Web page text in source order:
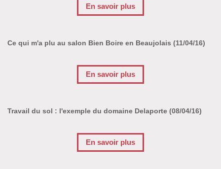
En savoir plus
Ce qui m'a plu au salon Bien Boire en Beaujolais (11/04/16)
En savoir plus
Travail du sol : l'exemple du domaine Delaporte (08/04/16)
En savoir plus